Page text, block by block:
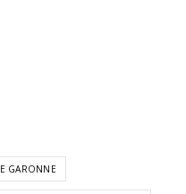
GARONNE